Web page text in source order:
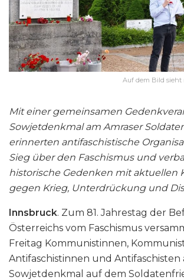
Auf dem Bild sieht
Mit einer gemeinsamen
Sowjetdenkmal am Amraser
erinnerten antifaschistische
Sieg über den Faschismus und
historische Gedenken mit aktuellen
gegen Krieg, Unterdrückung und
Innsbruck. Zum 81. Jahrestag der
Österreichs vom Faschismus
Freitag Kommunistinnen,
Antifaschistinnen und Antifaschisten
Sowjetdenkmal auf dem